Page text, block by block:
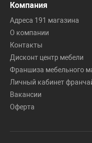
Компания
Адреса 191 магазина
О компании
Контакты
Дисконт центр мебели
Франшиза мебельного
Личный кабинет
Вакансии
Оферта